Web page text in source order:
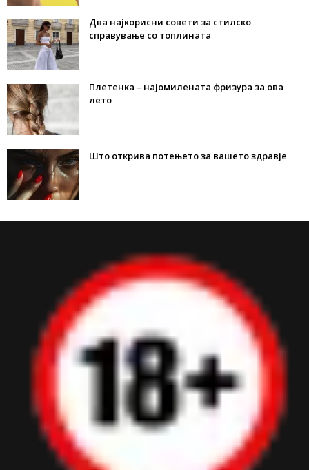
Два најкорисни совети за стилско
справување со топлината
Плетенка – најомилената фризура за ова
лето
Што открива потењето за вашето здравје